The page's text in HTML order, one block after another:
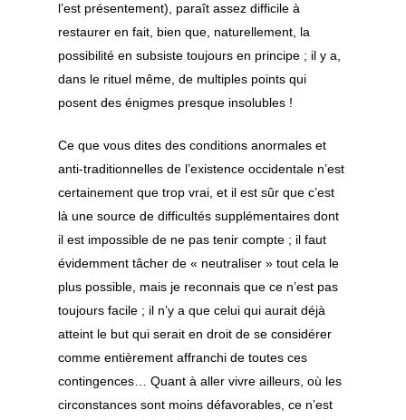
l’est présentement), paraît assez difficile à
restaurer en fait, bien que, naturellement, la
possibilité en subsiste toujours en principe ; il y a,
dans le rituel même, de multiples points qui
posent des énigmes presque insolubles !
Ce que vous dites des conditions anormales et
anti-traditionnelles de l’existence occidentale n’est
certainement que trop vrai, et il est sûr que c’est
là une source de difficultés supplémentaires dont
il est impossible de ne pas tenir compte ; il faut
évidemment tâcher de « neutraliser » tout cela le
plus possible, mais je reconnais que ce n’est pas
toujours facile ; il n’y a que celui qui aurait déjà
atteint le but qui serait en droit de se considérer
comme entièrement affranchi de toutes ces
contingences… Quant à aller vivre ailleurs, où les
circonstances sont moins défavorables, ce n’est